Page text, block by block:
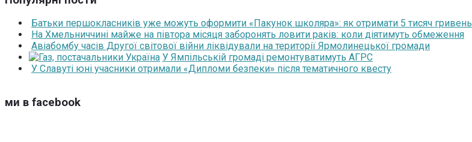
Батьки першокласників уже можуть оформити «Пакунок школяра»: як отримати 5 тисяч гривень
На Хмельниччині майже на півтора місяця заборонять ловити раків: коли діятимуть обмеження
Авіабомбу часів Другої світової війни ліквідували на території Ярмолинецької громади
У Ямпільській громаді ремонтуватимуть АГРС
У Славуті юні учасники отримали «Дипломи безпеки» після тематичного квесту
ми в facebook